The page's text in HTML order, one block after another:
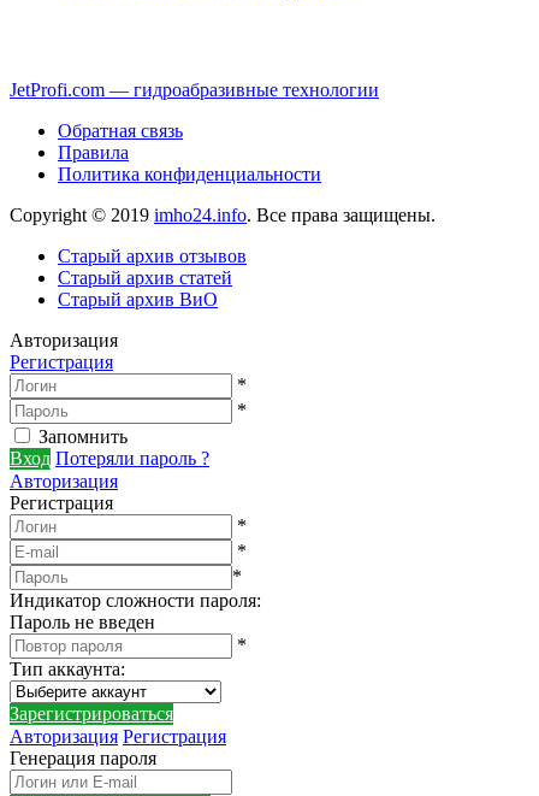
JetProfi.com — гидроабразивные технологии
Обратная связь
Правила
Политика конфиденциальности
Copyright © 2019 imho24.info. Все права защищены.
Старый архив отзывов
Старый архив статей
Старый архив ВиО
Авторизация
Регистрация
*
*
Запомнить
Вход Потеряли пароль ?
Авторизация
Регистрация
*
*
*
Индикатор сложности пароля:
Пароль не введен
*
Тип аккаунта:
Зарегистрироваться
Авторизация Регистрация
Генерация пароля